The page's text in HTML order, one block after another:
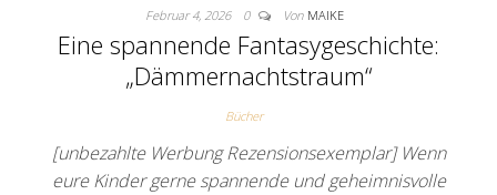
Februar 4, 2026 0 Von MAIKE
Eine spannende Fantasygeschichte:
„Dämmernachtstraum“
Bücher
[unbezahlte Werbung Rezensionsexemplar] Wenn
eure Kinder gerne spannende und geheimnisvolle